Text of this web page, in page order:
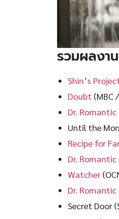
รวมผลงา
Shin’s
Doubt (MBC
Dr. Romantic
Until the
Recipe for
Dr. Romantic
Watcher
Dr. Romantic
Secret Door